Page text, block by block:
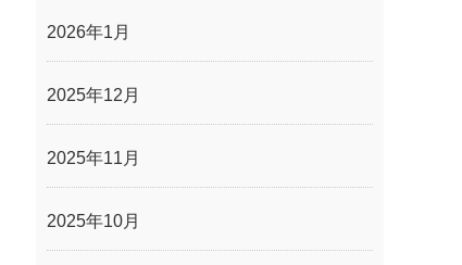
2026年1月
2025年12月
2025年11月
2025年10月